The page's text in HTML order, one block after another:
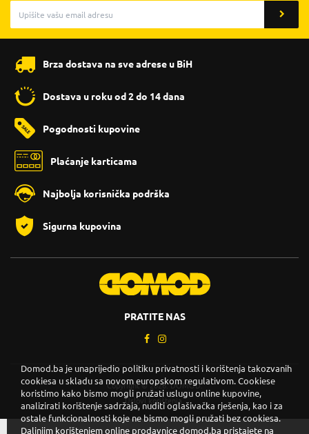
Brza dostava na sve adrese u BiH
Dostava u roku od 2 do 14 dana
Pogodnosti kupovine
Plaćanje karticama
Najbolja korisnička podrška
Sigurna kupovina
PRATITE NAS
Copyright © 2026. DOMOD.
Uslovi korištenja .
Domod.ba je unaprijedio politiku privatnosti i korištenja takozvanih
cookiesa u skladu sa novom europskom regulativom. Cookiese
koristimo kako bismo mogli pružati uslugu online kupovine,
analizirati korištenje sadržaja, nuditi oglašivačka rješenja, kao i za
ostale funkcionalnosti koje ne bismo mogli pružati bez cookiesa.
Daljnjim korištenjem online prodavnice domod.ba pristajete na